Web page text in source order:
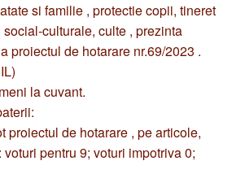
si familie , protectie copii, tineret
culturale, culte , prezinta
proiectul de hotarare nr.69/2023 .
la cuvant.
proiectul de hotarare , pe articole,
pentru 9; voturi impotriva 0;